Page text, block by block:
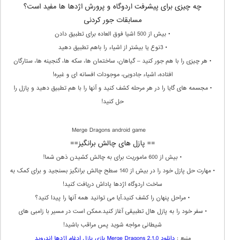
چه چیزی برای پیشرفت اردوگاه و پرورش اژدها ها مفید است؟
مسابقات جور کردنی
• بیش از 500 اشیا فوق العاده برای تطبیق دادن
• 3نوع یا بیشتر از اشیاء را باهم تطبیق دهید
• هر چیزی را با هم جور کنید – گیاهان، ساختمان ها، سکه ها، گنجینه ها، ستارگان
افتاده، اشیاء جادویی، موجودات افسانه ای و غیره!
• مجسمه های گایا را در هر مرحله کشف کنید و آنها را با هم تطبیق دهید و پازل را
حل کنید!
Merge Dragons android game
== پازل های چالش برانگیز==
• بیش از 600 ماموریت برای به چالش کشیدن ذهن شما!
• مهارت حل پازل خود را در بیش از 140 سطح چالش برانگیز بسنجید و برای کمک به
ساخت اردوگاه اژدها پاداش دریافت کنید!
• مراحل پنهان را کشف کنید.آیا می توانید همه آنها را پیدا کنید؟
• سفر خود را به پازل هال تطبیقی آغاز کنید.ممکن است در مسیر با زامبی های
شیطانی مواجه شوید پس مراقب باشید!